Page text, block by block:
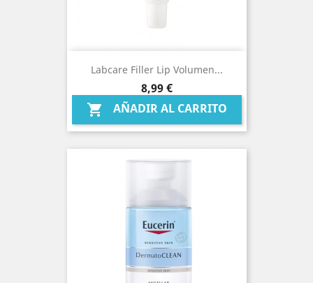
Labcare Filler Lip Volumen...
Precio
8,99 €
 AÑADIR AL CARRITO